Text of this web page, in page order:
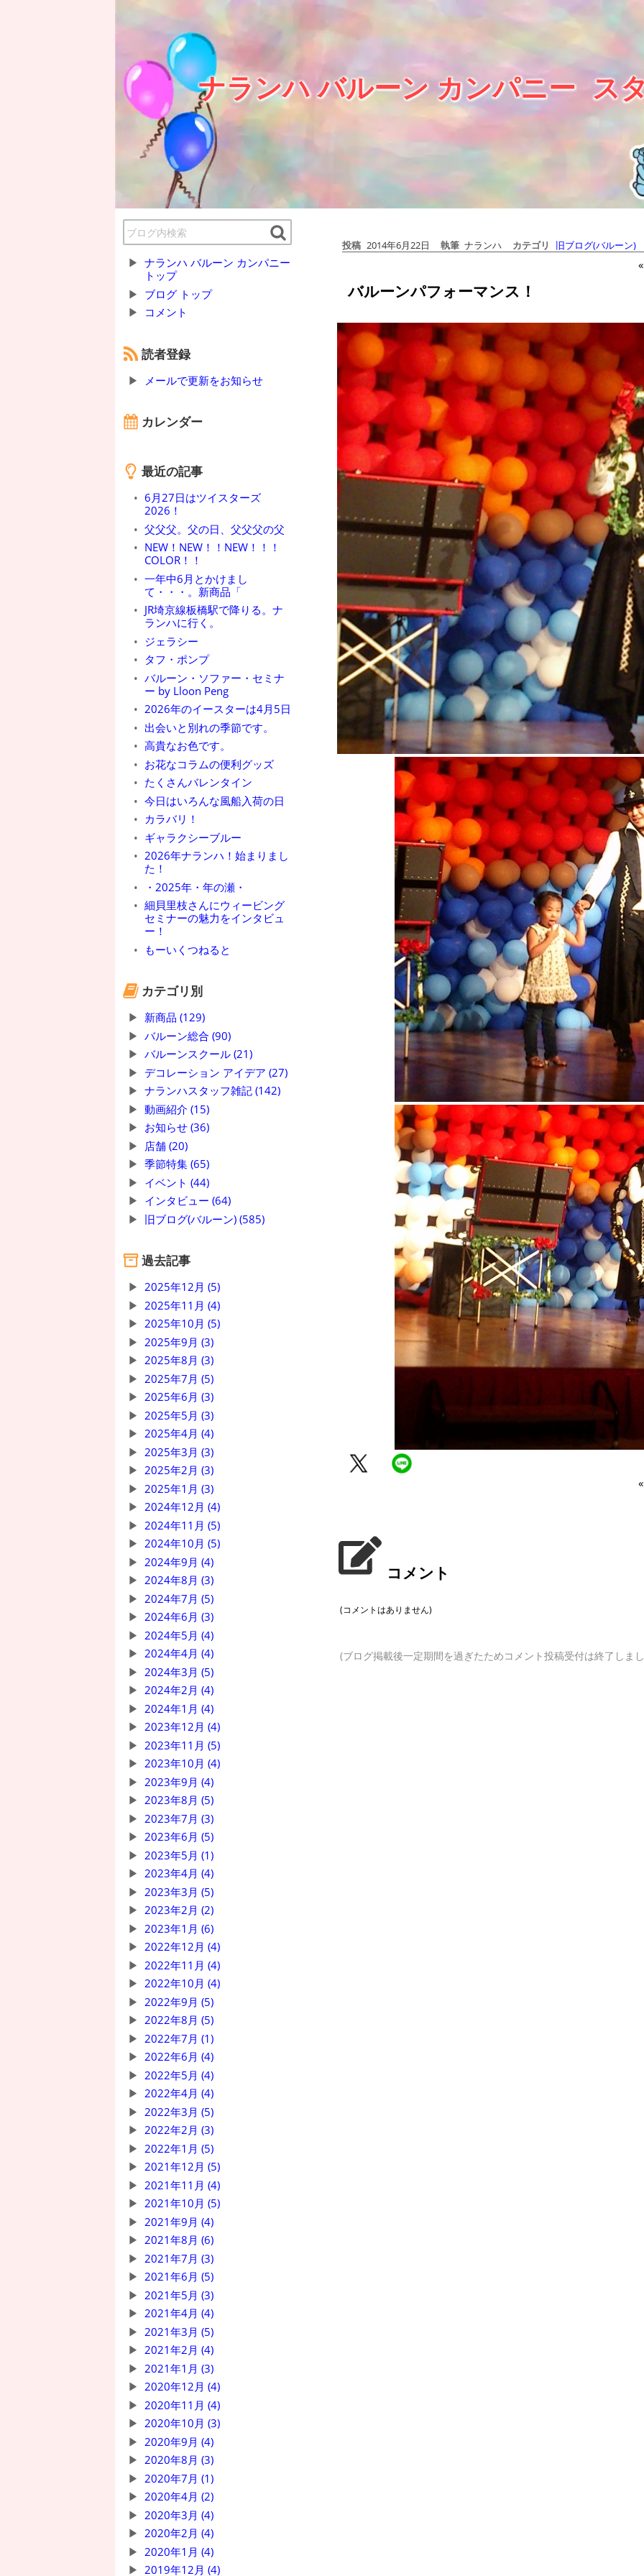
ナランハ バルーン カンパニー ス
ナランハ バルーン カンパニー
トップ
ブログ トップ
コメント
読者登録
メールで更新をお知らせ
カレンダー
最近の記事
6月27日はツイスターズ
2026！
父父父。父の日、父父父の父
NEW！NEW！！NEW！！！
COLOR！！
一年中6月とかけまし
て・・・。新商品「
JR埼京線板橋駅で降りる。ナ
ランハに行く。
ジェラシー
タフ・ポンプ
バルーン・ソファー・セミナ
ー by Lloon Peng
2026年のイースターは4月5日
出会いと別れの季節です。
高貴なお色です。
お花なコラムの便利グッズ
たくさんバレンタイン
今日はいろんな風船入荷の日
カラバリ！
ギャラクシーブルー
2026年ナランハ！始まりまし
た！
・2025年・年の瀬・
細貝里枝さんにウィービング
セミナーの魅力をインタビュ
ー！
もーいくつねると
カテゴリ別
新商品 (129)
バルーン総合 (90)
バルーンスクール (21)
デコレーション アイデア (27)
ナランハスタッフ雑記 (142)
動画紹介 (15)
お知らせ (36)
店舗 (20)
季節特集 (65)
イベント (44)
インタビュー (64)
旧ブログ(バルーン) (585)
過去記事
2025年12月 (5)
2025年11月 (4)
2025年10月 (5)
2025年9月 (3)
2025年8月 (3)
2025年7月 (5)
2025年6月 (3)
2025年5月 (3)
2025年4月 (4)
2025年3月 (3)
2025年2月 (3)
2025年1月 (3)
2024年12月 (4)
2024年11月 (5)
2024年10月 (5)
2024年9月 (4)
2024年8月 (3)
2024年7月 (5)
2024年6月 (3)
2024年5月 (4)
2024年4月 (4)
2024年3月 (5)
2024年2月 (4)
2024年1月 (4)
2023年12月 (4)
2023年11月 (5)
2023年10月 (4)
2023年9月 (4)
2023年8月 (5)
2023年7月 (3)
2023年6月 (5)
2023年5月 (1)
2023年4月 (4)
2023年3月 (5)
2023年2月 (2)
2023年1月 (6)
2022年12月 (4)
2022年11月 (4)
2022年10月 (4)
2022年9月 (5)
2022年8月 (5)
2022年7月 (1)
2022年6月 (4)
2022年5月 (4)
2022年4月 (4)
2022年3月 (5)
2022年2月 (3)
2022年1月 (5)
2021年12月 (5)
2021年11月 (4)
2021年10月 (5)
2021年9月 (4)
2021年8月 (6)
2021年7月 (3)
2021年6月 (5)
2021年5月 (3)
2021年4月 (4)
2021年3月 (5)
2021年2月 (4)
2021年1月 (3)
2020年12月 (4)
2020年11月 (4)
2020年10月 (3)
2020年9月 (4)
2020年8月 (3)
2020年7月 (1)
2020年4月 (2)
2020年3月 (4)
2020年2月 (4)
2020年1月 (4)
2019年12月 (4)
投稿 2014年6月22日 執筆 ナランハ カテゴリ 旧ブログ(バルーン)
«
バルーンパフォーマンス！
«
コメント
(コメントはありません)
(ブログ掲載後一定期間を過ぎたためコメント投稿受付は終了しま